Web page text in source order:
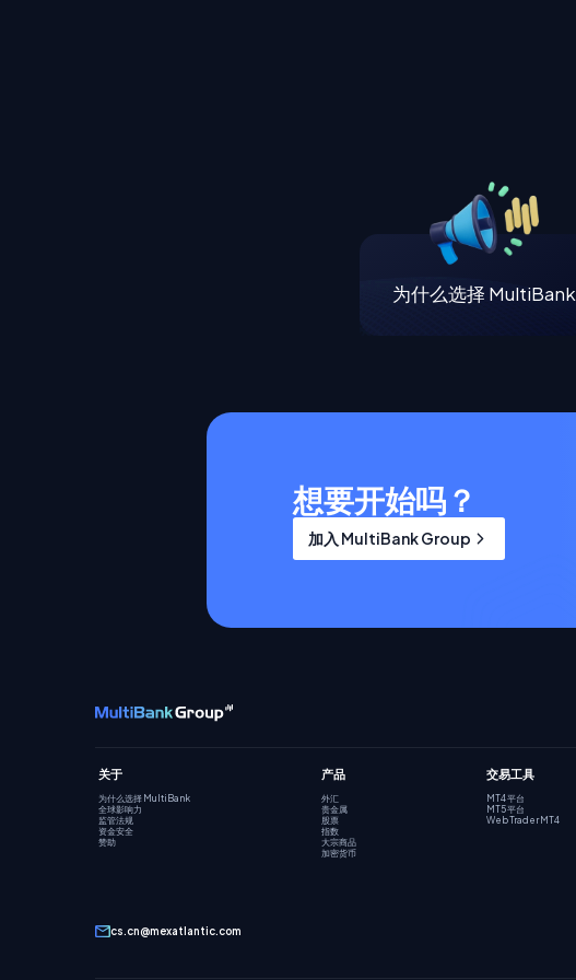
为什么选择 MultiBank
想要开始吗？
加入 MultiBank Group
关于
为什么选择 MultiBank
全球影响力
监管法规
资金安全
赞助
产品
外汇
贵金属
股票
指数
大宗商品
加密货币
交易工具
MT4 平台
MT5 平台
Web Trader MT4
cs.cn@mexatlantic.com